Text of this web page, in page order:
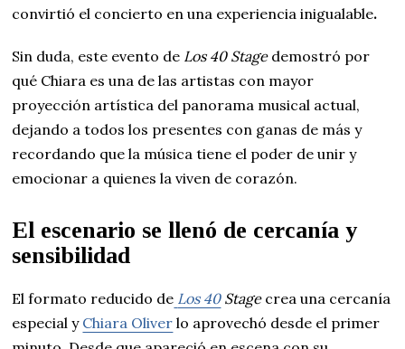
convirtió el concierto en una experiencia inigualable.
Sin duda, este evento de Los 40 Stagedemostró por
qué Chiara es una de las artistas con mayor
proyección artística del panorama musical actual,
dejando a todos los presentes con ganas de más y
recordando que la música tiene el poder de unir y
emocionar a quienes la viven de corazón.
El escenario se llenó de cercanía y
sensibilidad
El formato reducido de Los 40Stagecrea una cercanía
especial y Chiara Oliver lo aprovechó desde el primer